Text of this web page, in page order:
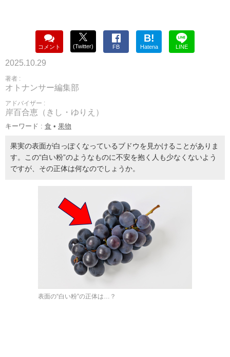
コメント (Twitter) FB
B!
Hatena LINE
2025.10.29
著者 :
オトナンサー編集部
アドバイザー :
岸百合恵（きし・ゆりえ）
キーワード : 食 • 果物
果実の表面が白っぽくなっているブドウを見かけることがありま
す。この“白い粉”のようなものに不安を抱く人も少なくないよう
ですが、その正体は何なのでしょうか。
表面の“白い粉”の正体は…？